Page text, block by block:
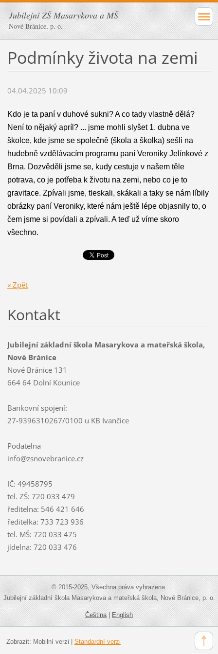
Jubilejní ZŠ Masarykova a MŠ
Nové Bránice, p. o.
Podmínky života na zemi
04.04.2025 10:09
Kdo je ta paní v duhové sukni? A co tady vlastně dělá?
Není to nějaký apríl? ... jsme mohli slyšet 1. dubna ve
školce, kde jsme se společně (škola a školka) sešli na
hudebně vzdělávacím programu paní Veroniky Jelínkové z
Brna. Dozvěděli jsme se, kudy cestuje v našem těle
potrava, co je potřeba k životu na zemi, nebo co je to
gravitace. Zpívali jsme, tleskali, skákali a taky se nám líbily
obrázky paní Veroniky, které nám ještě lépe objasnily to, o
čem jsme si povídali a zpívali. A teď už víme skoro
všechno.
« Zpět
Kontakt
Jubilejní základní škola Masarykova a mateřská škola,
Nové Bránice
Nové Bránice 131
664 64 Dolní Kounice
Bankovní spojení:
27-9396310267/0100 u KB Ivančice
Podatelna
info@zsnovebranice.cz
IČ: 49458795
tel. ZŠ: 720 033 479
ředitelna: 546 421 646
ředitelka: 733 723 936
tel. MŠ: 720 033 475
jídelna: 720 033 476
© 2015-2025, Všechna práva vyhrazena.
Jubilejní základní škola Masarykova a mateřská škola, Nové Bránice, p. o.
Čeština|English
Zobrazit: Mobilní verzi Standardní verzi